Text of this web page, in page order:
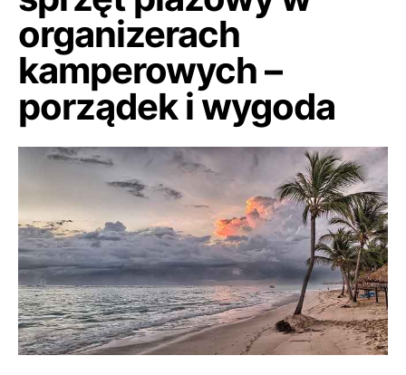
organizerach
kamperowych –
porządek i wygoda